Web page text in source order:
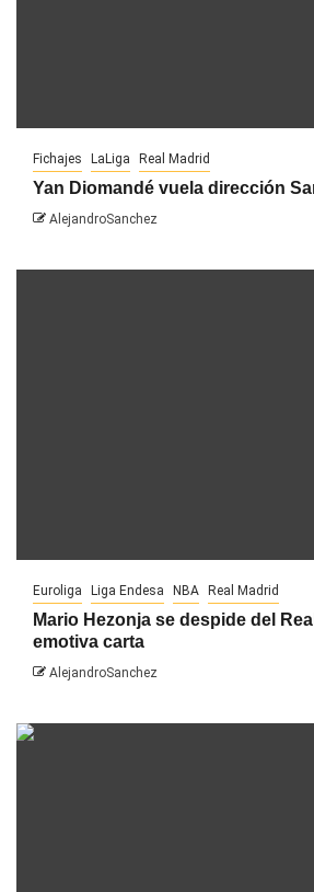
Fichajes LaLiga Real Madrid
Yan Diomandé vuela dirección
AlejandroSanchez
Euroliga Liga Endesa NBA Real Madrid
Mario Hezonja se despide del
emotiva carta
AlejandroSanchez